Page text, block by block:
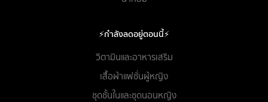
⚡กำลังลดอยู่ตอนนี้⚡
วิตามินและอาหารเสริม
เสื้อผ้าแฟชั่นผู้หญิง
ชุดชั้นในและชุดนอนหญิง